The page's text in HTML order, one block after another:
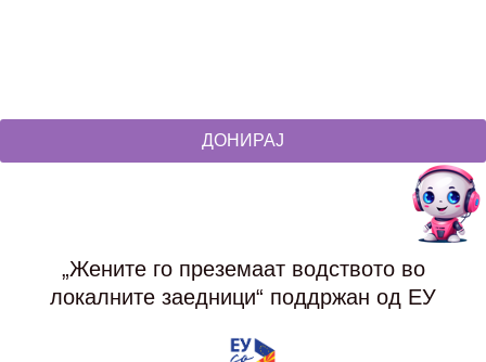
ДОНИРАЈ
„Жените го преземаат водството во
локалните заедници“ поддржан од ЕУ